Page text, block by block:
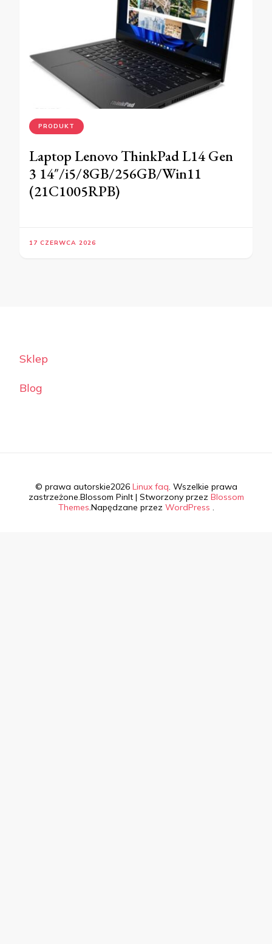
PRODUKT
Laptop Lenovo ThinkPad L14 Gen
3 14″/i5/8GB/256GB/Win11
(21C1005RPB)
17 CZERWCA 2026
Sklep
Blog
© prawa autorskie2026 Linux faq. Wszelkie prawa
zastrzeżone.Blossom PinIt | Stworzony przez Blossom
Themes.Napędzane przez WordPress .